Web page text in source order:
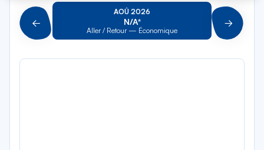
Précédent
AOÛ 2026
N/A*
Aller / Retour — Économique Suivant